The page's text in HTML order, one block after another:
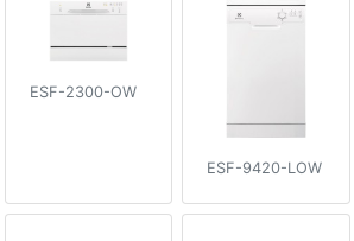
ESF-2300-OW
ESF-9420-LOW